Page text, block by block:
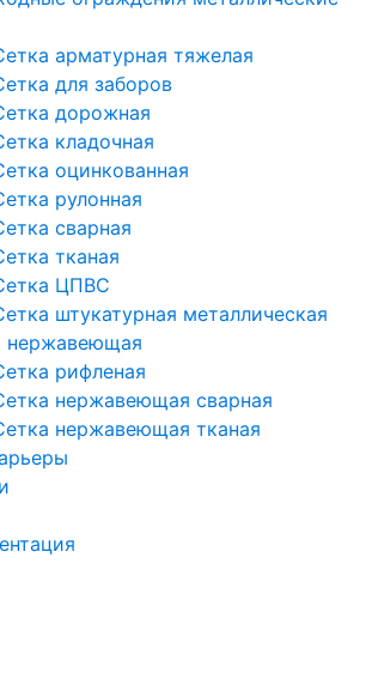
арматурная тяжелая
для заборов
дорожная
кладочная
оцинкованная
рулонная
сварная
тканая
ЦПВС
штукатурная металлическая
нержавеющая
рифленая
нержавеющая сварная
нержавеющая тканая